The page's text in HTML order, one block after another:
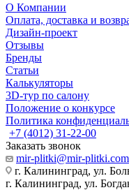
О Компании
Оплата, доставка и
Дизайн-проект
Отзывы
Бренды
Статьи
Калькуляторы
3D-тур по салону
Положение о конкурсе
Политика
+7 (4012) 31-22-00
Заказать звонок
mir-plitki@mir-plitki.com
г. Калининград, ул.
г. Калининград, ул.